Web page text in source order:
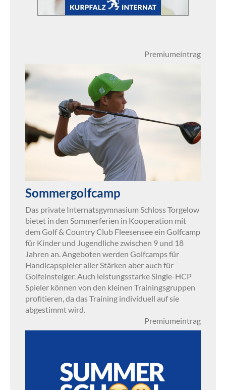
Premiumeintrag
Sommergolfcamp
Das private Internatsgymnasium Schloss Torgelow
bietet in den Sommerferien in Kooperation mit
dem Golf & Country Club Fleesensee ein Golfcamp
für Kinder und Jugendliche zwischen 9 und 18
Jahren an. Angeboten werden Golfcamps für
Handicapspieler aller Stärken aber auch für
Golfeinsteiger. Auch leistungsstarke Single-HCP
Spieler können von den kleinen Trainingsgruppen
profitieren, da das Training individuell auf sie
abgestimmt wird.
Premiumeintrag